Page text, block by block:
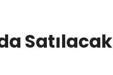
Satılacak